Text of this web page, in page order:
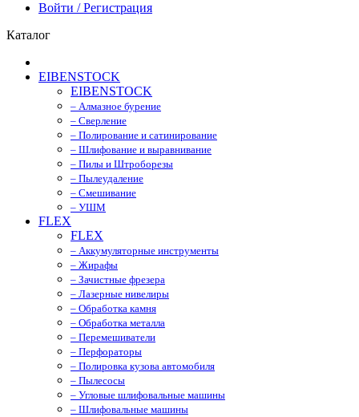
Войти / Регистрация
Каталог
EIBENSTOCK
EIBENSTOCK
– Алмазное бурение
– Сверление
– Полирование и сатинирование
– Шлифование и выравнивание
– Пилы и Штроборезы
– Пылеудаление
– Смешивание
– УШМ
FLEX
FLEX
– Аккумуляторные инструменты
– Жирафы
– Зачистные фрезера
– Лазерные нивелиры
– Обработка камня
– Обработка металла
– Перемешиватели
– Перфораторы
– Полировка кузова автомобиля
– Пылесосы
– Угловые шлифовальные машины
– Шлифовальные машины